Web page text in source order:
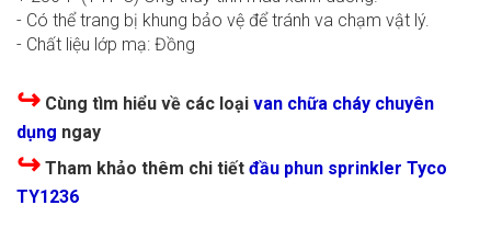
- Có thể trang bị khung bảo vệ để tránh va chạm vật lý.
- Chất liệu lớp mạ: Đồng
↪ Cùng tìm hiểu về các loại van chữa cháy chuyên
dụng ngay
↪ Tham khảo thêm chi tiết đầu phun sprinkler Tyco
TY1236